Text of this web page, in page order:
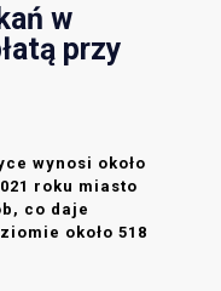
w
przy
wynosi około
roku miasto
co daje
około 518